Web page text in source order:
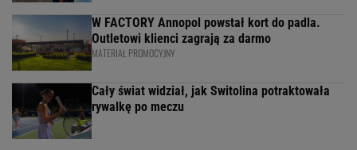
W FACTORY Annopol powstał kort do padla.
Outletowi klienci zagrają za darmo
MATERIAŁ PROMOCYJNY
Cały świat widział, jak Switolina potraktowała
rywalkę po meczu